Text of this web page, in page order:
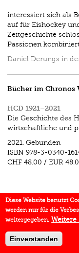
interessiert sich als
auf für Eishockey
Zeitgeschichte
Passionen
Daniel Derungs in
Bücher im Chronos
HCD 1921–2021
Die Geschichte des
wirtschaftliche und
2021. Gebunden
ISBN 978-3-0340-
CHF 48.00 / EUR
Diese Website benutzt
werden nur für die
weitergegeben.
Einverstanden